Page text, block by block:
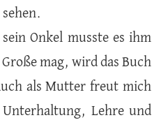
Onkel musste es ihm
mag, wird das Buch
als Mutter freut mich
Lehre und